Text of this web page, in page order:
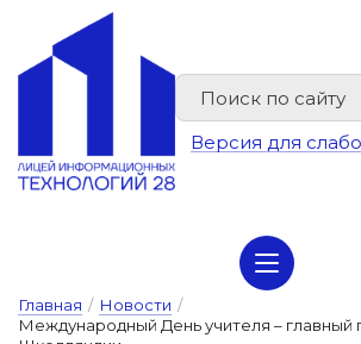
Версия для
Главная / Новости /
Международный День учителя – главный